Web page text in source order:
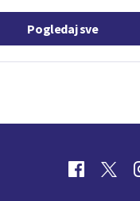
Pogledaj sve